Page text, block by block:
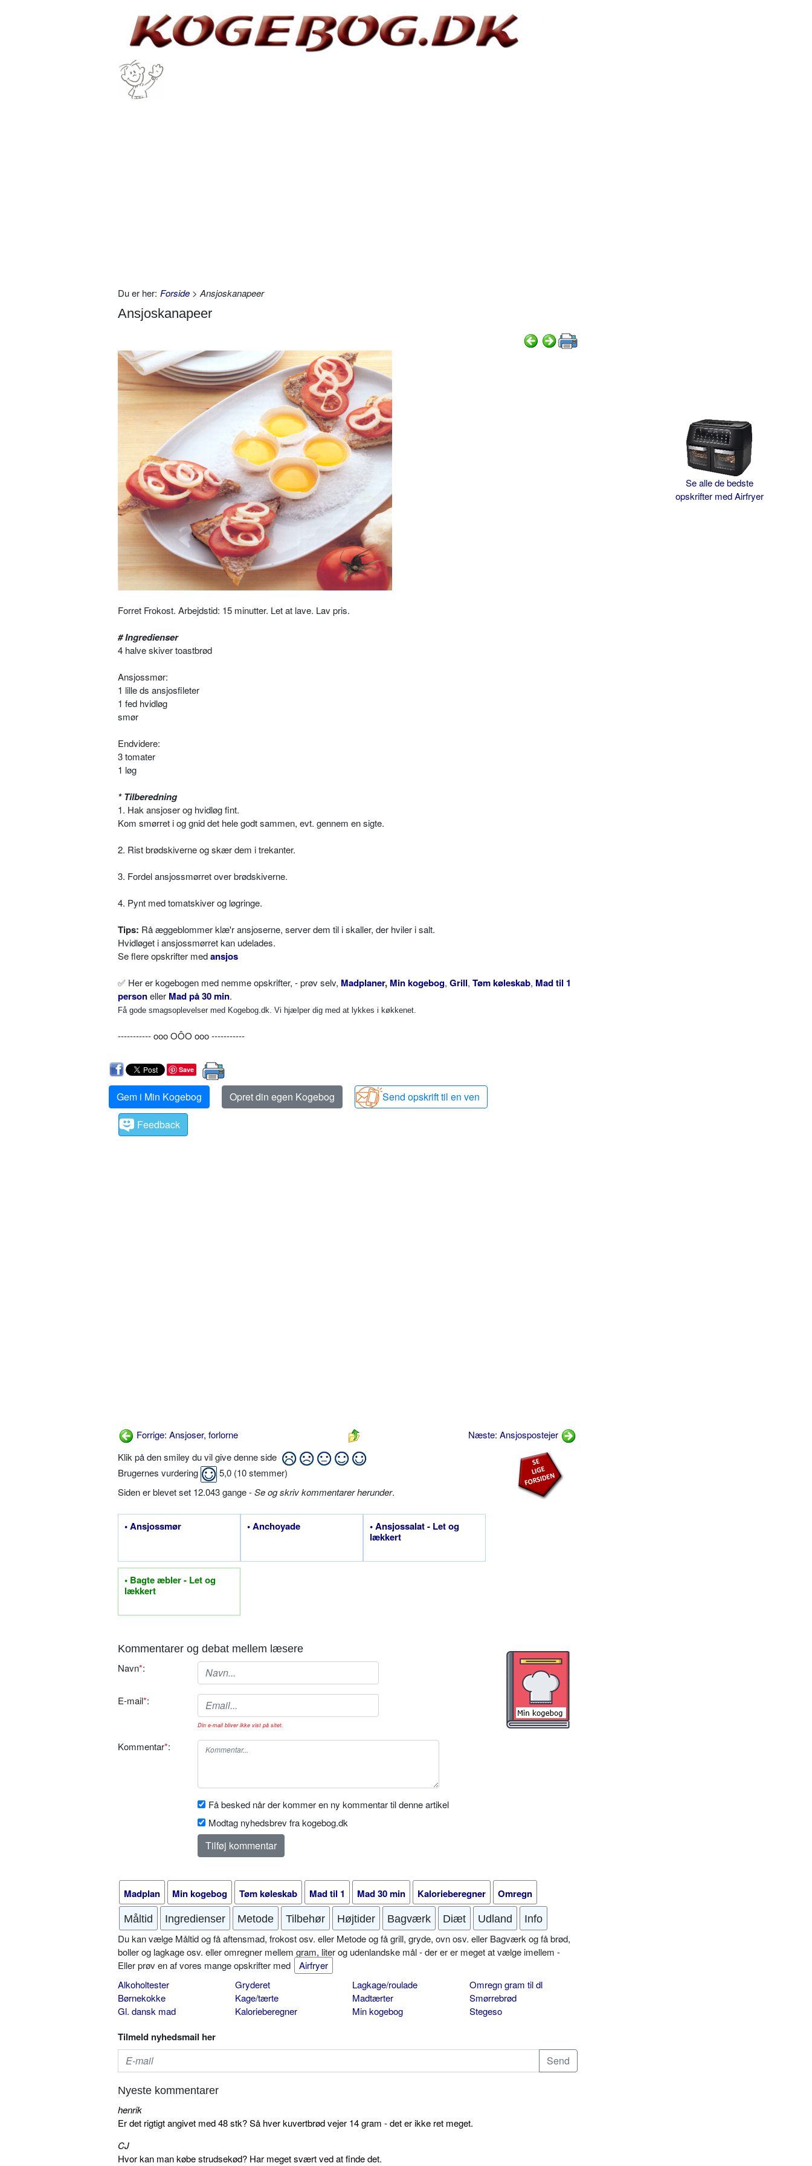
Du er her: Forside > Ansjoskanapeer
Ansjoskanapeer
Forret Frokost. Arbejdstid: 15 minutter. Let at lave. Lav pris.
# Ingredienser
4 halve skiver toastbrød
Ansjossmør:
1 lille ds ansjosfileter
1 fed hvidløg
smør
Endvidere:
3 tomater
1 løg
* Tilberedning
1. Hak ansjoser og hvidløg fint.
Kom smørret i og gnid det hele godt sammen, evt. gennem en sigte.
2. Rist brødskiverne og skær dem i trekanter.
3. Fordel ansjossmørret over brødskiverne.
4. Pynt med tomatskiver og løgringe.
Tips: Rå æggeblommer klæ'r ansjoserne, server dem til i skaller, der hviler i salt.
Hvidløget i ansjossmørret kan udelades.
Se flere opskrifter medansjos
✅ Her er kogebogen med nemme opskrifter, - prøv selv, Madplaner, Min kogebog, Grill, Tøm køleskab, Mad til 1
personeller Mad på 30 min.
Få gode smagsoplevelser med Kogebog.dk. Vi hjælper dig med at lykkes i køkkenet.
----------- ooo OÔO ooo -----------
Save
Gem i Min Kogebog Opret din egen Kogebog
Send opskrift til en ven
Feedback
Forrige: Ansjoser, forlorne
Næste: Ansjospostejer
Klik på den smiley du vil give denne side
Brugernes vurdering
5,0 (10stemmer)
Siden er blevet set 12.043 gange -Se og skriv kommentarer herunder.
• Ansjossmør • Anchoyade
• Ansjossalat - Let og
lækkert
• Bagte æbler - Let og
lækkert
Kommentarer og debat mellem læsere
Navn*:
E-mail*:
Din e-mail bliver ikke vist på sitet.
Kommentar*:
Få besked når der kommer en ny kommentar til denne artikel
Modtag nyhedsbrev fra kogebog.dk
Madplan Min kogebog Tøm køleskab Mad til 1 Mad 30 min Kalorieberegner Omregn
Måltid Ingredienser Metode Tilbehør Højtider Bagværk Diæt Udland Info
Du kan vælge Måltid og få aftensmad, frokost osv. eller Metode og få grill, gryde, ovn osv. eller Bagværk og få brød,
boller og lagkage osv. eller omregner mellem gram, liter og udenlandske mål - der er er meget at vælge imellem -
Eller prøv en af vores mange opskrifter med
Airfryer
Alkoholtester
Børnekokke
Gl. dansk mad
Gryderet
Kage/tærte
Kalorieberegner
Lagkage/roulade
Madtærter
Min kogebog
Omregn gram til dl
Smørrebrød
Stegeso
Tilmeld nyhedsmail her
Nyeste kommentarer
henrik
Er det rigtigt angivet med 48 stk? Så hver kuvertbrød vejer 14 gram - det er ikke ret meget.
CJ
Hvor kan man købe strudsekød? Har meget svært ved at finde det.
Se alle de bedste
opskrifter med Airfryer